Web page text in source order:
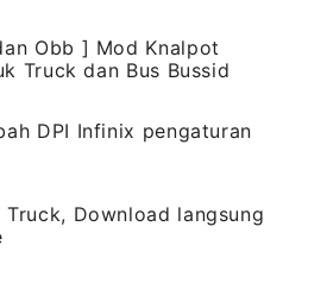
Obb ] Mod Knalpot
Truck dan Bus Bussid
DPI Infinix pengaturan
Truck, Download langsung